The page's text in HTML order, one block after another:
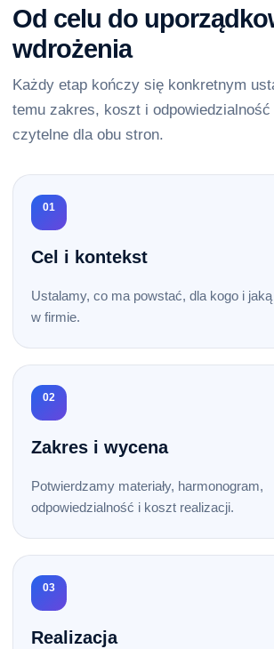
Od celu do
wdrożenia
Każdy etap kończy się konkretnym
temu zakres, koszt i
czytelne dla obu stron.
01
Cel i kontekst
Ustalamy, co ma powstać, dla kogo i jaką
w firmie.
02
Zakres i wycena
Potwierdzamy materiały, harmonogram,
odpowiedzialność i koszt realizacji.
03
Realizacja